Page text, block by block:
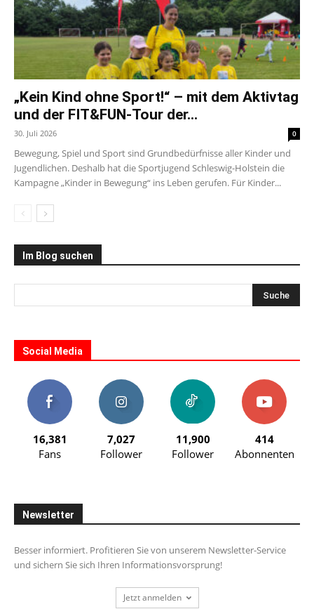
„Kein Kind ohne Sport!“ – mit dem Aktivtag
und der FIT&FUN-Tour der...
30. Juli 2026 0
Bewegung, Spiel und Sport sind Grundbedürfnisse aller Kinder und
Jugendlichen. Deshalb hat die Sportjugend Schleswig-Holstein die
Kampagne „Kinder in Bewegung“ ins Leben gerufen. Für Kinder...
Im Blog suchen
Social Media
16,381
Fans
7,027
Follower
11,900
Follower
414
Abonnenten
Newsletter
Besser informiert. Profitieren Sie von unserem Newsletter-Service
und sichern Sie sich Ihren Informationsvorsprung!
Jetzt anmelden